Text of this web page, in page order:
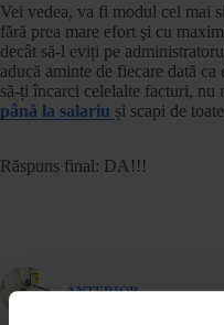
Vei vedea, va fi modul cel mai
fără prea mare efort şi cu
decât să-l eviți pe
aducă aminte de fiecare dată ca
să-ți încarci celelalte facturi, nu
până la salariu și scapi de
Răspuns final: DA!!!
ANTERIOR